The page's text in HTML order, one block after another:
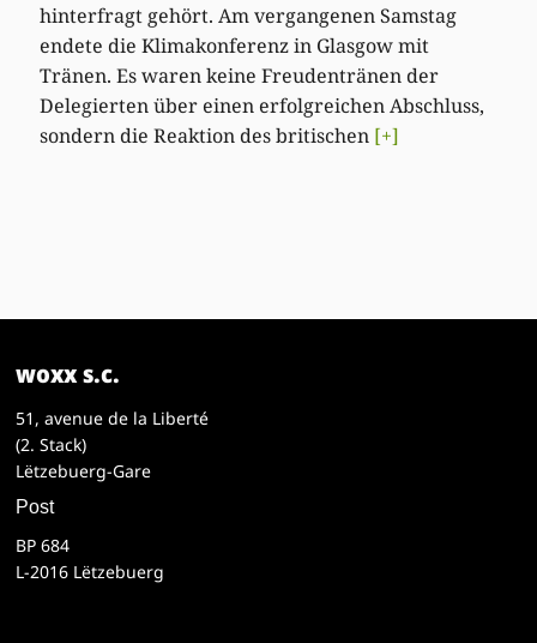
hinterfragt gehört. Am vergangenen Samstag
endete die Klimakonferenz in Glasgow mit
Tränen. Es waren keine Freudentränen der
Delegierten über einen erfolgreichen Abschluss,
sondern die Reaktion des britischen [+]
woxx s.c.
51, avenue de la Liberté
(2. Stack)
Lëtzebuerg-Gare
Post
BP 684
L-2016 Lëtzebuerg